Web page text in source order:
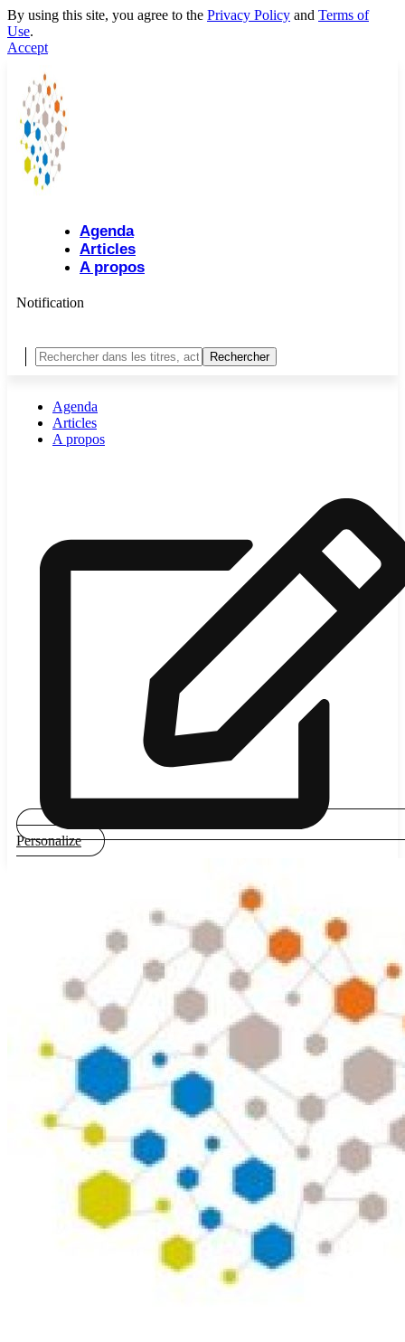
By using this site, you agree to the Privacy Policy and Terms of
Use.
Accept
Agenda
Articles
A propos
Notification
Agenda
Articles
A propos
Personalize